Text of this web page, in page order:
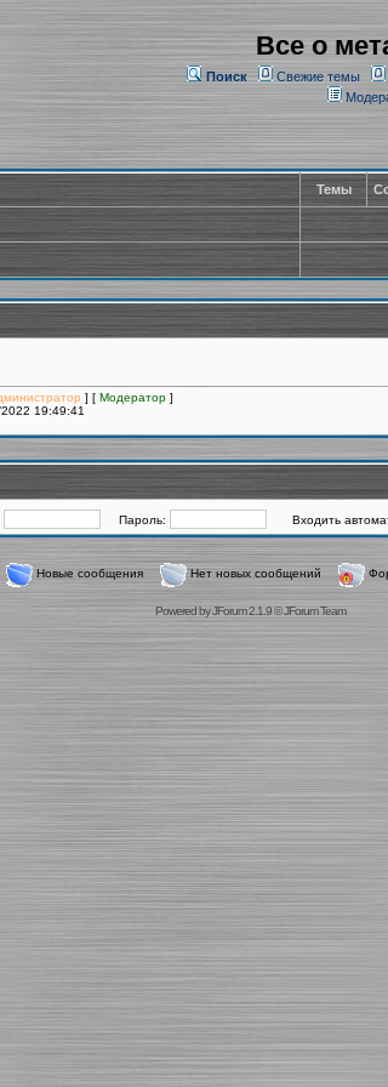
Все о
Поиск Свежие темы
Темы
] [ Модератор ]
19:49:41
Пароль: Входить
Новые сообщения Нет новых сообщений
Powered byJForum 2.1.9©JForum Team